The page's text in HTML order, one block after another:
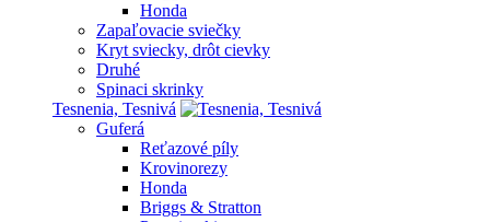
Honda
Zapaľovacie sviečky
Kryt sviecky, drôt cievky
Druhé
Spinaci skrinky
Tesnenia, Tesnivá
Guferá
Reťazové píly
Krovinorezy
Honda
Briggs & Stratton